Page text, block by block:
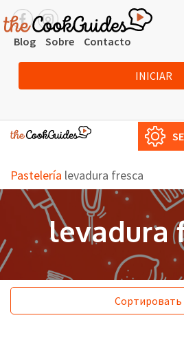
Blog Sobre Contacto
INICIAR
Pastelería levadura fresca
levadura
Сортировать